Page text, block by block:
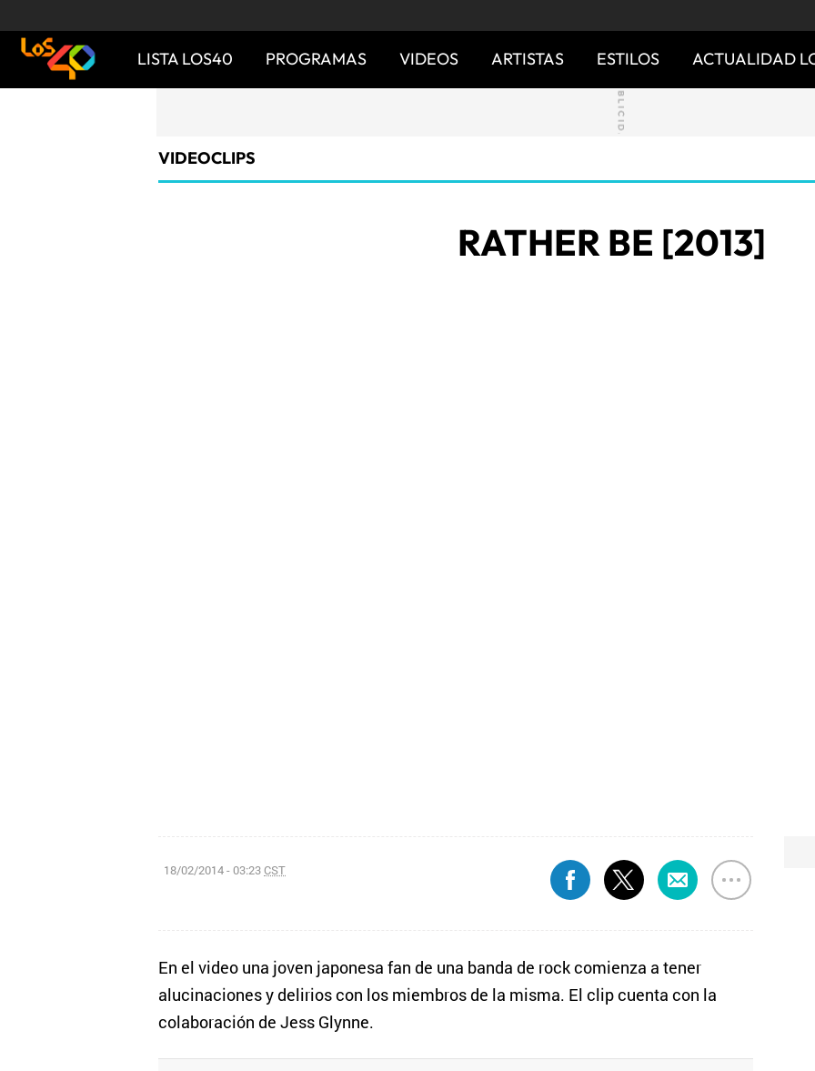
LISTA LOS40 PROGRAMAS VIDEOS ARTISTAS ESTILOS ACTUALIDAD
VIDEOCLIPS
RATHER BE [2013]
18/02/2014 - 03:23CST
En el video una joven japonesa fan de una banda de rock comienza a tener
alucinaciones y delirios con los miembros de la misma. El clip cuenta con la
colaboración de Jess Glynne.